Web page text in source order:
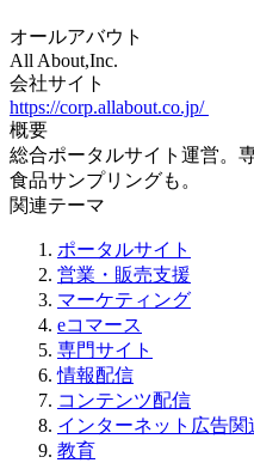
オールアバウト
All About,Inc.
会社サイト
https://corp.allabout.co.jp/
概要
総合ポータルサイト運営。
食品サンプリングも。
関連テーマ
ポータルサイト
営業・販売支援
マーケティング
eコマース
専門サイト
情報配信
コンテンツ配信
インターネット広告関
教育